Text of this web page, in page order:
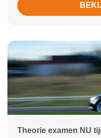
Theorie examen NU